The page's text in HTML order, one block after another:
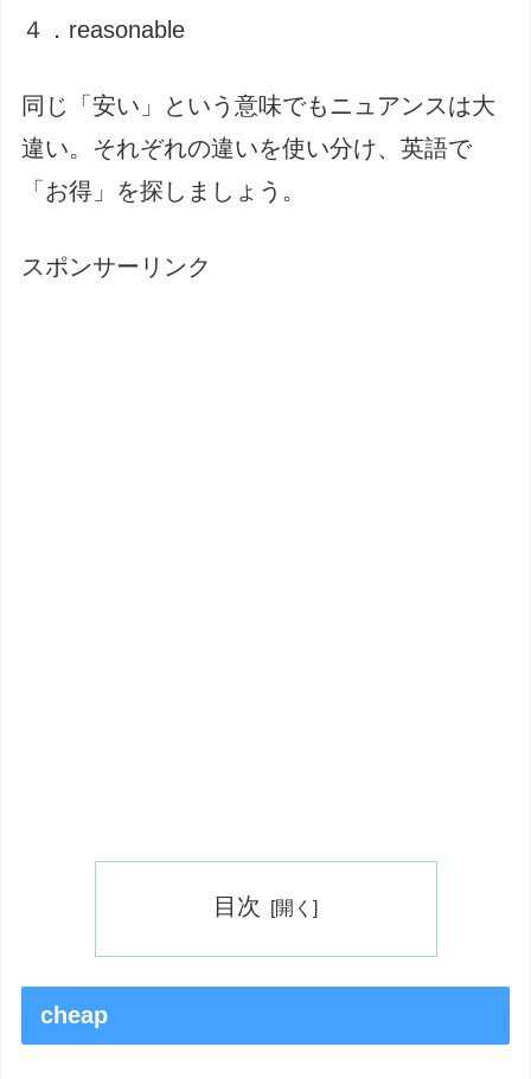
４．reasonable
同じ「安い」という意味でもニュアンスは大
違い。それぞれの違いを使い分け、英語で
「お得」を探しましょう。
スポンサーリンク
目次
cheap